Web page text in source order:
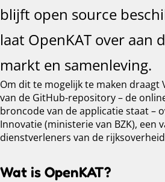
blijft open source
laat OpenKAT over aan
markt en samenleving.
Om dit te mogelijk te maken draagt
van de GitHub-repository – de
broncode van de applicatie staat –
Innovatie (ministerie van BZK), een
dienstverleners van de
Wat is OpenKAT?